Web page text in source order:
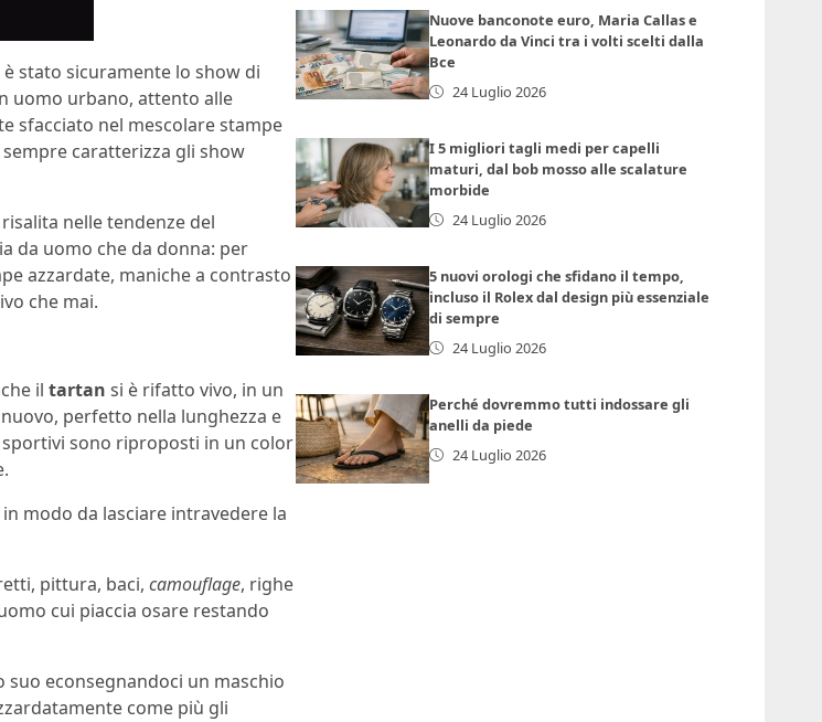
è stato sicuramente lo show di
uomo urbano, attento alle
sfacciato nel mescolare stampe
caratterizza gli show
nelle tendenze del
da uomo che da donna: per
azzardate, maniche a contrasto
che mai.
il tartan si è rifatto vivo, in un
perfetto nella lunghezza e
sono riproposti in un color
modo da lasciare intravedere la
pittura, baci, camouflage, righe
cui piaccia osare restando
econsegnandoci un maschio
come più gli
Nuove banconote euro, Maria Callas e
Leonardo da Vinci tra i volti scelti dalla
Bce
24 Luglio 2026
I 5 migliori tagli medi per capelli
maturi, dal bob mosso alle scalature
morbide
24 Luglio 2026
5 nuovi orologi che sfidano il tempo,
incluso il Rolex dal design più essenziale
di sempre
24 Luglio 2026
Perché dovremmo tutti indossare gli
anelli da piede
24 Luglio 2026